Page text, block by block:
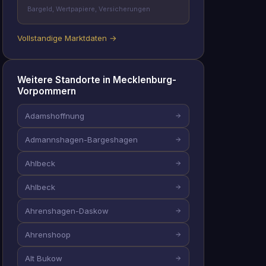
Bargeld, Wertpapiere, Versicherungen
Vollstandige Marktdaten →
Weitere Standorte in Mecklenburg-
Vorpommern
Adamshoffnung
Admannshagen-Bargeshagen
Ahlbeck
Ahlbeck
Ahrenshagen-Daskow
Ahrenshoop
Alt Bukow